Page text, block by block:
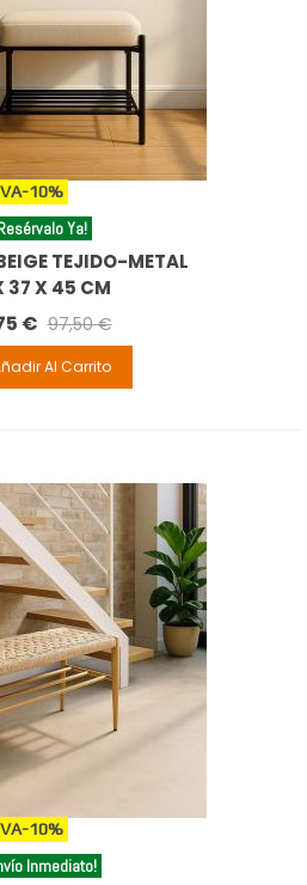
-10%
Ya!
TEJIDO-METAL
37 X 45 CM
€ 97,50 €
Al Carrito
-10%
Inmediato!